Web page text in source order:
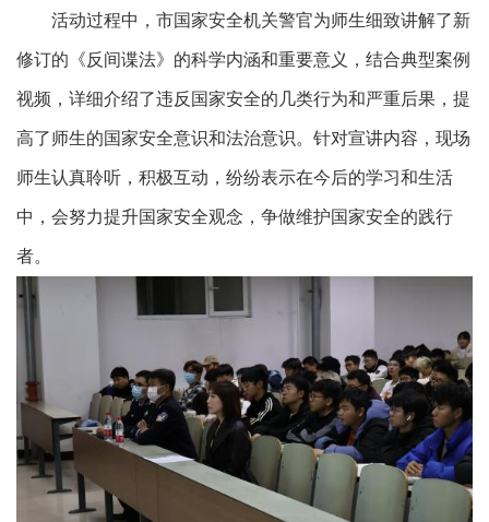
活动过程中，市国家安全机关警官为师生细致讲解了新
修订的《反间谍法》的科学内涵和重要意义，结合典型案例
视频，详细介绍了违反国家安全的几类行为和严重后果，提
高了师生的国家安全意识和法治意识。针对宣讲内容，现场
师生认真聆听，积极互动，纷纷表示在今后的学习和生活
中，会努力提升国家安全观念，争做维护国家安全的践行
者。